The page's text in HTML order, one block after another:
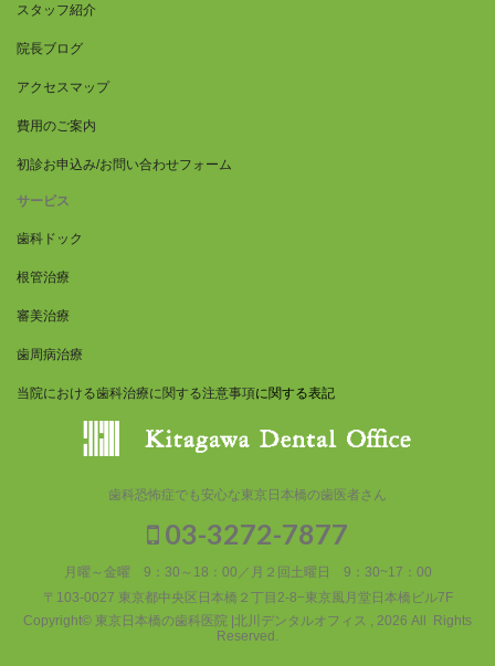
スタッフ紹介
院長ブログ
アクセスマップ
費用のご案内
初診お申込み/お問い合わせフォーム
サービス
歯科ドック
根管治療
審美治療
歯周病治療
当院における歯科治療に関する注意事項に関する表記
歯科恐怖症でも安心な東京日本橋の歯医者さん
03-3272-7877
月曜～金曜 9：30～18：00／月２回土曜日 9：30~17：00
〒103-0027 東京都中央区日本橋２丁目2-8−東京風月堂日本橋ビル7F
Copyright© 東京日本橋の歯科医院 |北川デンタルオフィス , 2026 All Rights
Reserved.